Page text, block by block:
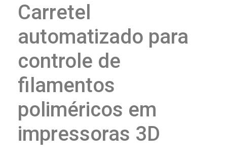
Carretel
automatizado para
controle de
filamentos
poliméricos em
impressoras 3D